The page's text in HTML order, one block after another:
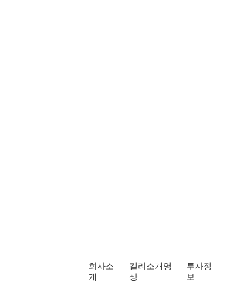
회사소
개
컬리소개영
상
투자정
보